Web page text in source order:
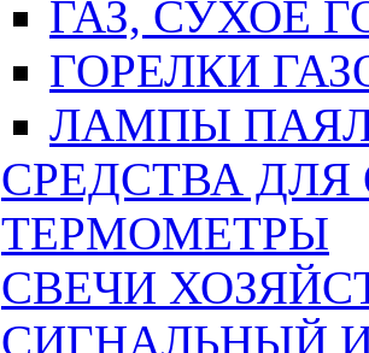
ГАЗ, СУХОЕ
ГОРЕЛКИ
ЛАМПЫ
СРЕДСТВА
ТЕРМОМЕТРЫ
СВЕЧИ
СИГНАЛЬНЫЙ